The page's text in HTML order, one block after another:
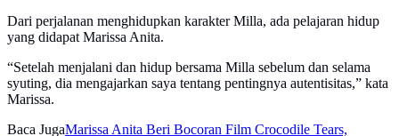
Dari perjalanan menghidupkan karakter Milla, ada pelajaran hidup
yang didapat Marissa Anita.
“Setelah menjalani dan hidup bersama Milla sebelum dan selama
syuting, dia mengajarkan saya tentang pentingnya autentisitas,” kata
Marissa.
Baca JugaMarissa Anita Beri Bocoran Film Crocodile Tears,